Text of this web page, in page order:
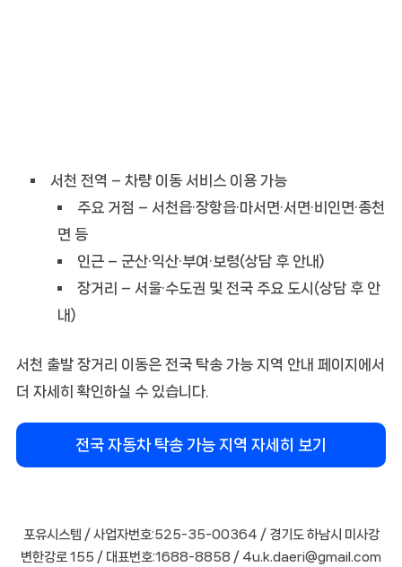
서천 전역 – 차량 이동 서비스 이용 가능
주요 거점 – 서천읍·장항읍·마서면·서면·비인면·종천
면 등
인근 – 군산·익산·부여·보령(상담 후 안내)
장거리 – 서울·수도권 및 전국 주요 도시(상담 후 안
내)
서천 출발 장거리 이동은 전국 탁송 가능 지역 안내 페이지에서
더 자세히 확인하실 수 있습니다.
전국 자동차 탁송 가능 지역 자세히 보기
포유시스템 / 사업자번호:525-35-00364 / 경기도 하남시 미사강
변한강로 155 / 대표번호:1688-8858 / 4u.k.daeri@gmail.com